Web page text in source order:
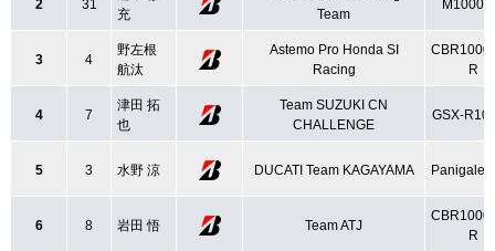
2 31
充
Team
3 4
野左根
航汰
Astemo Pro Honda SI
Racing
R
4 7
津田 拓
也
Team SUZUKI CN
CHALLENGE
GSX-
5 3 水野 涼 DUCATI Team KAGAYAMA Panigale
6 8 岩田 悟 Team ATJ
R